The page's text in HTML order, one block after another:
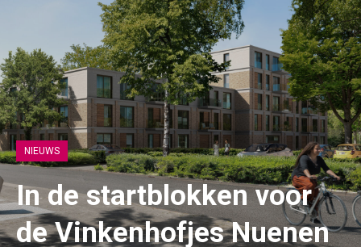
NIEUWS
In de startblokken voor
de Vinkenhofjes Nuenen